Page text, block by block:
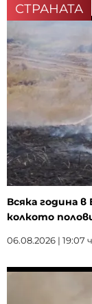
СТРАНАТА
Всяка година
колкото
06.08.2026 | 19:07